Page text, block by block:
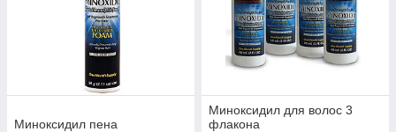
Миноксидил пена
Миноксидил для волос 3
флакона